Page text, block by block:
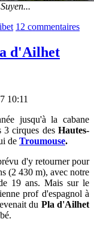
12 commentaires
d'Ailhet
10:11
jusqu'à la cabane
3 cirques desHautes-
de Troumouse.
d'y retourner pour
(2 430 m), avec notre
19 ans. Mais sur le
prof d'espagnol à
du Pla d'Ailhet